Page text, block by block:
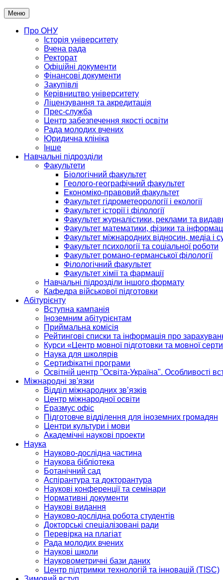
Меню
Про ОНУ
Історія університету
Вчена рада
Ректорат
Офіційні документи
Фінансові документи
Закупівлі
Керівництво університету
Ліцензування та акредитація
Прес-служба
Центр забезпечення якості освіти
Рада молодих вчених
Юридична клініка
Інше
Навчальні підрозділи
Факультети
Біологічний факультет
Геолого-географічний факультет
Економіко-правовий факультет
Факультет гідрометеорології і екології
Факультет історії і філології
Факультет журналістики, реклами та
Факультет математики, фізики та
Факультет міжнародних відносин, медіа і
Факультет психології та соціальної роботи
Факультет романо-германської філології
Філологічний факультет
Факультет хімії та фармації
Навчальні підрозділи іншого формату
Кафедра військової підготовки
Абітурієнту
Вступна кампанія
Іноземним абітурієнтам
Приймальна комісія
Рейтингові списки та інформація про
Курси «Центр мовної підготовки та мовної
Наука для школярів
Сертифікатні програми
Освітній центр "Освіта-Україна". Особливості
Міжнародні зв'язки
Відділ міжнародних зв’язків
Центр міжнародної освіти
Еразмус офіс
Підготовче відділення для іноземних громадян
Центри культури і мови
Академічні наукові проекти
Наука
Науково-дослідна частина
Наукова бібліотека
Ботанічний сад
Аспірантура та докторантура
Наукові конференції та семінари
Нормативні документи
Наукові видання
Науково-дослідна робота студентів
Докторські спеціалізовані ради
Перевірка на плагіат
Рада молодих вчених
Наукові школи
Науковометричні бази даних
Центр підтримки технологій та інновацій (TISC)